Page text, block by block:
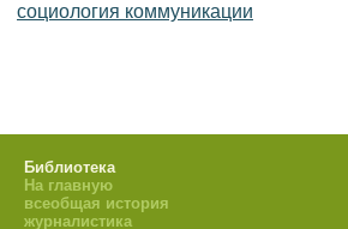
социология коммуникации
Библиотека
На главную
всеобщая история
журналистика